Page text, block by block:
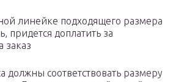
линейке подходящего размера
придется доплатить за
заказ
должны соответствовать размеру